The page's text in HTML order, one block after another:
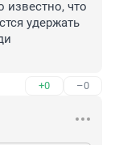
известно, что
удержать
+0 –0